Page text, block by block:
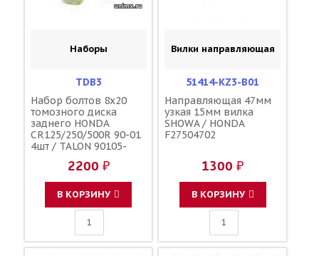
Наборы
TDB3
Набор болтов 8x20
томозного диска
заднего HONDA
CR125/250/500R 90-01
4шт / TALON 90105-
2200 ₽
В КОРЗИНУ
Вилки направляющая
51414-KZ3-B01
Направляющая 47мм
узкая 15мм вилка
SHOWA / HONDA
F27504702
1300 ₽
В КОРЗИНУ